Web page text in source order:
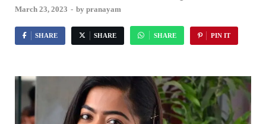
March 23, 2023 - by pranayam
SHARE SHARE SHARE PIN IT